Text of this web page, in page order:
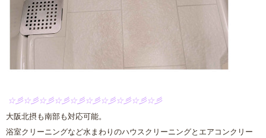
☆彡☆彡☆彡☆彡☆彡☆彡☆彡☆彡☆彡☆彡
大阪北摂も南部も対応可能。
浴室クリーニングなど水まわりのハウスクリーニングとエアコンクリー